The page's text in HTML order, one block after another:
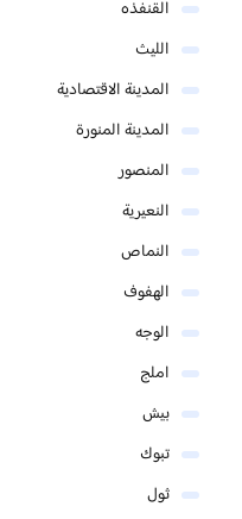
القنفذه
الليث
المدينة الاقتصادية
المدينة المنورة
المنصور
النعيرية
النماص
الهفوف
الوجه
املج
بيش
تبوك
ثول